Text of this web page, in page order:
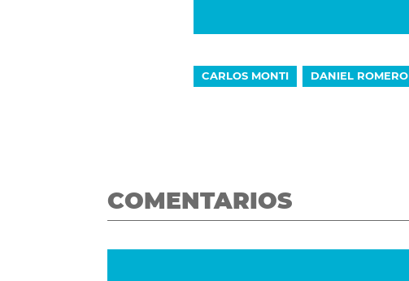
CARLOS MONTI DANIEL ROMERO
COMENTARIOS